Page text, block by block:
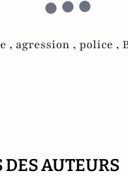
, agression , police ,
DES AUTEURS